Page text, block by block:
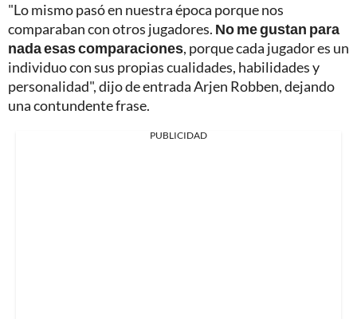
"Lo mismo pasó en nuestra época porque nos
comparaban con otros jugadores. No me gustan para
nada esas comparaciones, porque cada jugador es un
individuo con sus propias cualidades, habilidades y
personalidad", dijo de entrada Arjen Robben, dejando
una contundente frase.
PUBLICIDAD